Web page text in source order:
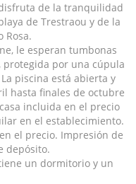
de la tranquilidad
de Trestraou y de la
Rosa.
le esperan tumbonas
por una cúpula
piscina está abierta y
hasta finales de octubre
incluida en el precio
en el establecimiento.
el precio. Impresión de
depósito.
un dormitorio y un